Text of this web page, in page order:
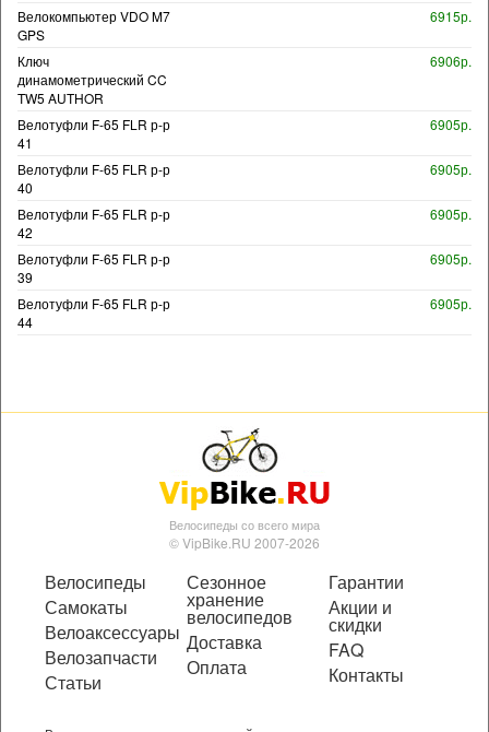
Велокомпьютер VDO M7
GPS
6915р.
Ключ
динамометрический CC
TW5 AUTHOR
6906р.
Велотуфли F-65 FLR р-р
41
6905р.
Велотуфли F-65 FLR р-р
40
6905р.
Велотуфли F-65 FLR р-р
42
6905р.
Велотуфли F-65 FLR р-р
39
6905р.
Велотуфли F-65 FLR р-р
44
6905р.
Велосипеды со всего мира
© VipBike.RU 2007-2026
Велосипеды
Самокаты
Велоаксессуары
Велозапчасти
Статьи
Сезонное
хранение
велосипедов
Доставка
Оплата
Гарантии
Акции и
скидки
FAQ
Контакты